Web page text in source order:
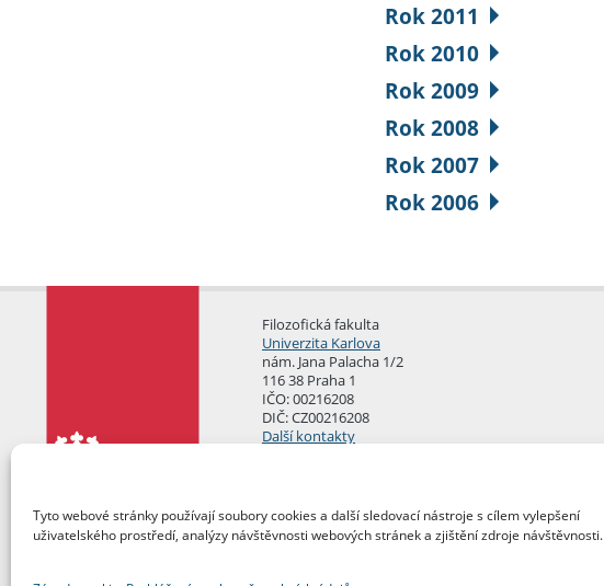
Tyto webové stránky používají soubory cookies a další sledovací nástroje s cílem vylepšení
uživatelského prostředí, analýzy návštěvnosti webových stránek a zjištění zdroje návštěvnosti.
Rok 2011
Rok 2010
Rok 2009
Rok 2008
Rok 2007
Rok 2006
Filozofická fakulta
Univerzita Karlova
nám. Jana Palacha 1/2
116 38 Praha 1
IČO: 00216208
DIČ: CZ00216208
Další kontakty